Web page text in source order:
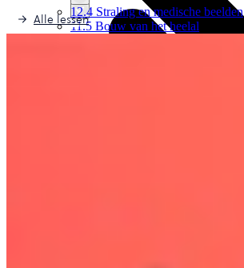
11.5 Bouw van het heelal
12.4 Straling en medische beelden
Alle lessen